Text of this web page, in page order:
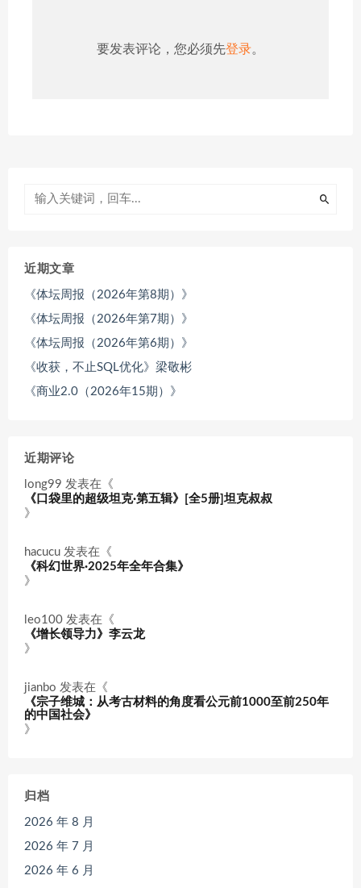
要发表评论，您必须先登录。
近期文章
《体坛周报（2026年第8期）》
《体坛周报（2026年第7期）》
《体坛周报（2026年第6期）》
《收获，不止SQL优化》梁敬彬
《商业2.0（2026年15期）》
近期评论
long99 发表在《
《口袋里的超级坦克·第五辑》[全5册]坦克叔叔
》
hacucu 发表在《
《科幻世界·2025年全年合集》
》
leo100 发表在《
《增长领导力》李云龙
》
jianbo 发表在《
《宗子维城：从考古材料的角度看公元前1000至前250年
的中国社会》
》
归档
2026 年 8 月
2026 年 7 月
2026 年 6 月